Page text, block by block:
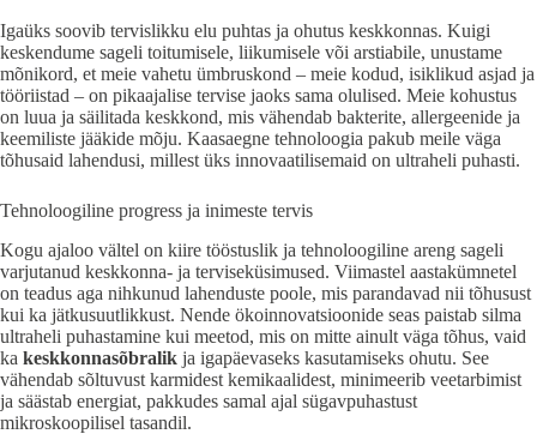
Igaüks soovib tervislikku elu puhtas ja ohutus keskkonnas. Kuigi
keskendume sageli toitumisele, liikumisele või arstiabile, unustame
mõnikord, et meie vahetu ümbruskond – meie kodud, isiklikud asjad ja
tööriistad – on pikaajalise tervise jaoks sama olulised. Meie kohustus
on luua ja säilitada keskkond, mis vähendab bakterite, allergeenide ja
keemiliste jääkide mõju. Kaasaegne tehnoloogia pakub meile väga
tõhusaid lahendusi, millest üks innovaatilisemaid on ultraheli puhasti.
Tehnoloogiline progress ja inimeste tervis
Kogu ajaloo vältel on kiire tööstuslik ja tehnoloogiline areng sageli
varjutanud keskkonna- ja terviseküsimused. Viimastel aastakümnetel
on teadus aga nihkunud lahenduste poole, mis parandavad nii tõhusust
kui ka jätkusuutlikkust. Nende ökoinnovatsioonide seas paistab silma
ultraheli puhastamine kui meetod, mis on mitte ainult väga tõhus, vaid
ka keskkonnasõbralik ja igapäevaseks kasutamiseks ohutu. See
vähendab sõltuvust karmidest kemikaalidest, minimeerib veetarbimist
ja säästab energiat, pakkudes samal ajal sügavpuhastust
mikroskoopilisel tasandil.